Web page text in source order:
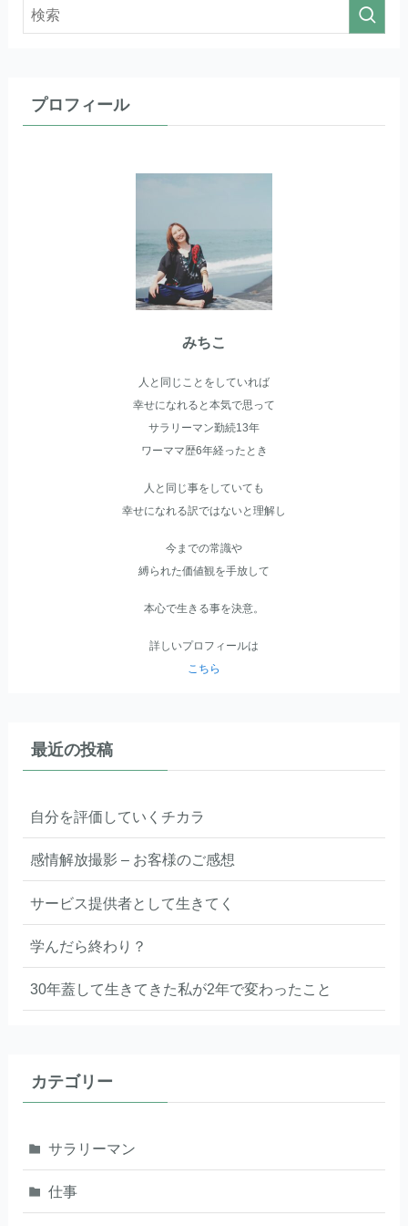
プロフィール
みちこ
人と同じことをしていれば
幸せになれると本気で思って
サラリーマン勤続13年
ワーママ歴6年経ったとき
人と同じ事をしていても
幸せになれる訳ではないと理解し
今までの常識や
縛られた価値観を手放して
本心で生きる事を決意。
詳しいプロフィールは
こちら
最近の投稿
自分を評価していくチカラ
感情解放撮影 – お客様のご感想
サービス提供者として生きてく
学んだら終わり？
30年蓋して生きてきた私が2年で変わったこと
カテゴリー
サラリーマン
仕事